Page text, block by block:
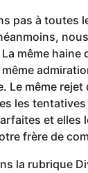
pas à toutes
même haine
même
Le même rejet
les
et elles
frère de
la rubrique